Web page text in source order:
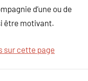
d’une ou de
être motivant.
sur cette page